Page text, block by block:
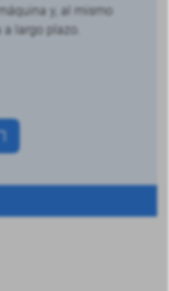
y, al mismo
largo plazo.